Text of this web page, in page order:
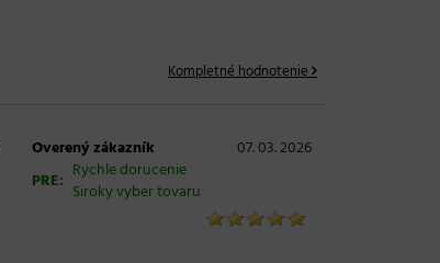
Kompletné hodnotenie
Overený zákazník
07. 03. 2026
PRE: Rychle dorucenie
Siroky vyber tovaru